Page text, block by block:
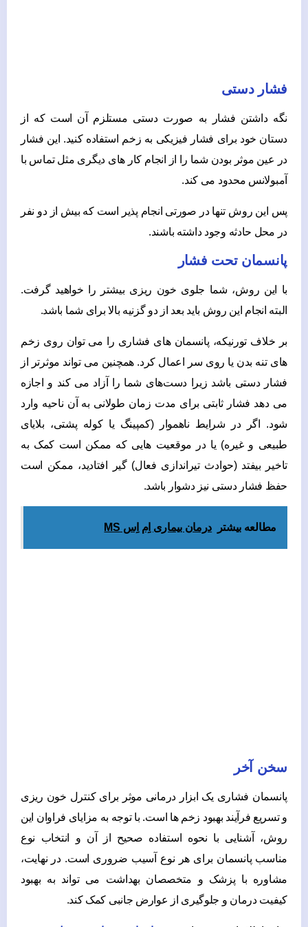
فشار دستی
نگه داشتن فشار به صورت دستی مستلزم آن است که از
دستان خود برای فشار فیزیکی به زخم استفاده کنید. این فشار
در عین موثر بودن شما را از انجام کار های دیگری مثل تماس با
آمبولانس محدود می کند.
پس این روش تنها در صورتی انجام پذیر است که بیش از دو نفر
در محل حادثه وجود داشته باشند.
پانسمان تحت فشار
با این روش، شما جلوی خون ریزی بیشتر را خواهید گرفت.
البته انجام این روش باید بعد از دو گزنیه بالا برای شما باشد.
بر خلاف تورنیکه، پانسمان های فشاری را می توان روی زخم
های تنه بدن یا روی سر اعمال کرد. همچنین می ‌تواند موثرتر از
فشار دستی باشد زیرا دست‌های شما را آزاد می ‌کند و اجازه
می ‌دهد فشار ثابتی برای مدت زمان طولانی به آن ناحیه وارد
شود. اگر در شرایط ناهموار (کمپینگ یا کوله ‌پشتی، بلایای
طبیعی و غیره) یا در موقعیت‌ هایی که ممکن است کمک به
تاخیر بیفتد (حوادث تیراندازی فعال) گیر افتادید، ممکن است
حفظ فشار دستی نیز دشوار باشد.
مطالعه بیشتر درمان بیماری اِم اِس MS
سخن آخر
پانسمان فشاری یک ابزار درمانی موثر برای کنترل خون ریزی
و تسریع فرآیند بهبود زخم‌ ها است. با توجه به مزایای فراوان این
روش، آشنایی با نحوه استفاده صحیح از آن و انتخاب نوع
مناسب پانسمان برای هر نوع آسیب ضروری است. در نهایت،
مشاوره با پزشک و متخصصان بهداشت می ‌تواند به بهبود
کیفیت درمان و جلوگیری از عوارض جانبی کمک کند.